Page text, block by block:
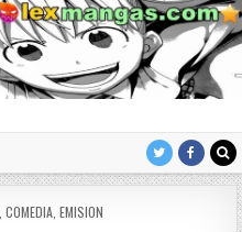
COMEDIA, EMISION